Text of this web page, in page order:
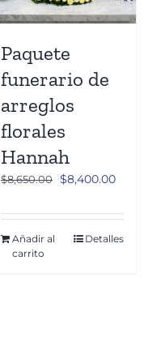
Paquete
funerario de
arreglos
florales
Hannah
$8,650.00 El
original
era:
$8,400.00El
actual
es:
Añadir al
carrito
Detalles